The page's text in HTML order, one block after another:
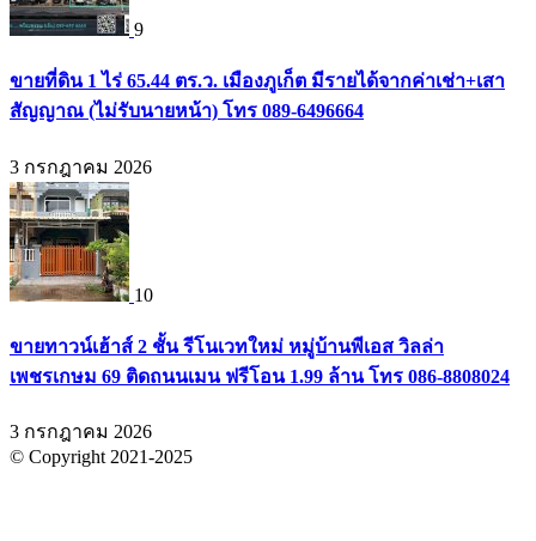
9
ขายที่ดิน 1 ไร่ 65.44 ตร.ว. เมืองภูเก็ต มีรายได้จากค่าเช่า+เสา
สัญญาณ (ไม่รับนายหน้า) โทร 089-6496664
3 กรกฎาคม 2026
10
ขายทาวน์เฮ้าส์ 2 ชั้น รีโนเวทใหม่ หมู่บ้านพีเอส วิลล่า
เพชรเกษม 69 ติดถนนเมน ฟรีโอน 1.99 ล้าน โทร 086-8808024
3 กรกฎาคม 2026
© Copyright 2021-2025